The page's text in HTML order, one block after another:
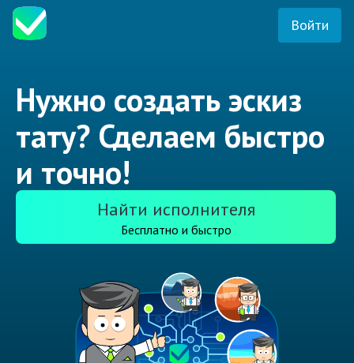
Войти
Нужно создать эскиз
тату? Сделаем быстро
и точно!
Найти исполнителя
Бесплатно и быстро